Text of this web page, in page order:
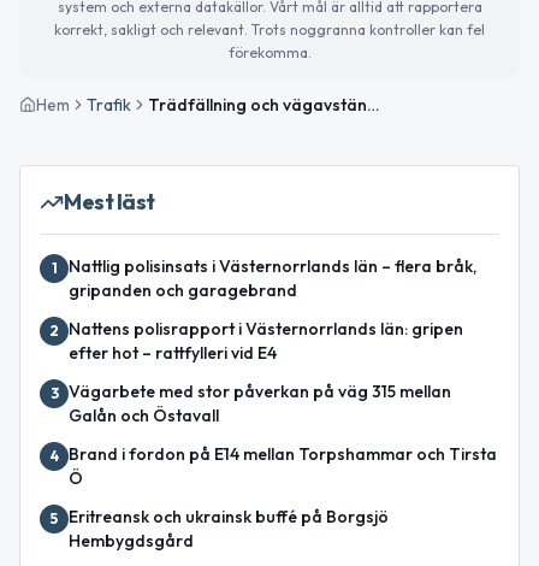
system och externa datakällor. Vårt mål är alltid att rapportera
korrekt, sakligt och relevant. Trots noggranna kontroller kan fel
förekomma.
Hem Trafik Trädfällning och vägavstängning på E14 mellan Storboda och Torpshammar
Mest läst
1
Nattlig polisinsats i Västernorrlands län – flera bråk,
gripanden och garagebrand
2
Nattens polisrapport i Västernorrlands län: gripen
efter hot – rattfylleri vid E4
3 Vägarbete med stor påverkan på väg 315 mellan
Galån och Östavall
4
Brand i fordon på E14 mellan Torpshammar och Tirsta
Ö
5
Eritreansk och ukrainsk buffé på Borgsjö
Hembygdsgård